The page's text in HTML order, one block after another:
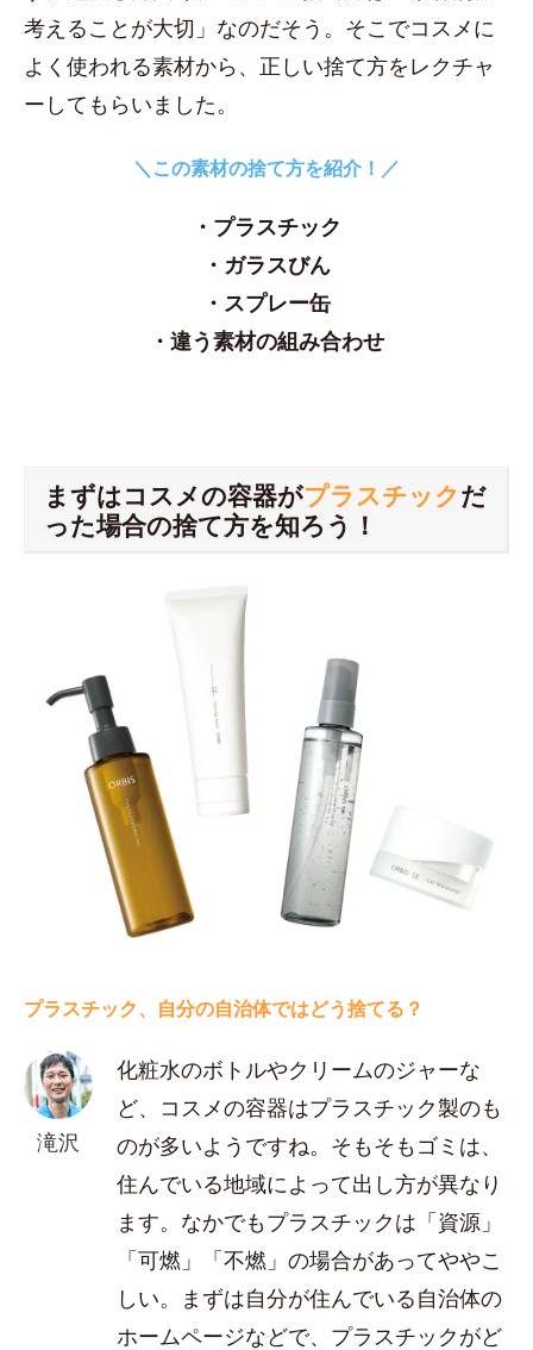
考えることが大切」なのだそう。そこでコスメに
よく使われる素材から、正しい捨て方をレクチャ
ーしてもらいました。
＼この素材の捨て方を紹介！／
・プラスチック
・ガラスびん
・スプレー缶
・違う素材の組み合わせ
まずはコスメの容器がプラスチックだ
った場合の捨て方を知ろう！
プラスチック、自分の自治体ではどう捨てる？
滝沢
化粧水のボトルやクリームのジャーな
ど、コスメの容器はプラスチック製のも
のが多いようですね。そもそもゴミは、
住んでいる地域によって出し方が異なり
ます。なかでもプラスチックは「資源」
「可燃」「不燃」の場合があってややこ
しい。まずは自分が住んでいる自治体の
ホームページなどで、プラスチックがど